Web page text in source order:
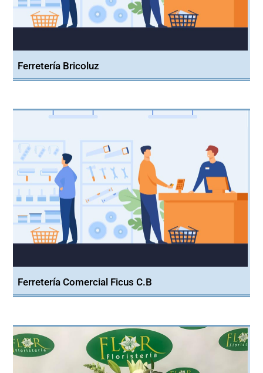
Ferretería Bricoluz
Ferretería Comercial Ficus C.B